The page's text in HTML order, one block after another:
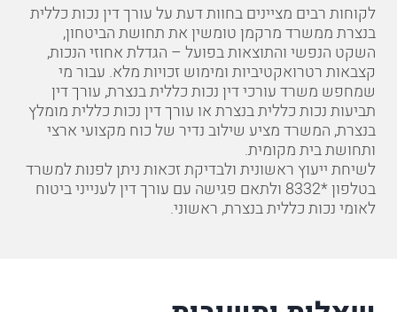
לקוחות רבים מציינים בחוות דעת על עורך דין נכות כללית
בנצרת ממשרד מרקמן טומשין את תחושת הביטחון,
השקט הנפשי והתוצאות בפועל – הגדלת אחוזי הנכות,
קצבאות רטרואקטיביות ומימוש זכויות מלא. עבור מי
שמחפש משרד עורכי דין נכות כללית בנצרת, עורך דין
תביעות נכות כללית בנצרת או עורך דין נכות כללית מומלץ
בנצרת, המשרד מציע שילוב נדיר של כוח מקצועי ארצי
ותחושת בית מקומית.
לשיחת ייעוץ ראשונית ולבדיקת זכאות ניתן לפנות למשרד
בטלפון*8332
ולתאם פגישה עם עורך דין לענייני ביטוח
לאומי נכות כללית בנצרת, ראשוני.